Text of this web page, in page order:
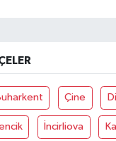
Çine
İncirliova